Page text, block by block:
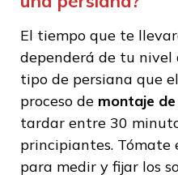
El tiempo que te
dependerá de tu nivel
tipo de persiana que
proceso de montaje
tardar entre 30
principiantes. Tómate
para medir y fijar los